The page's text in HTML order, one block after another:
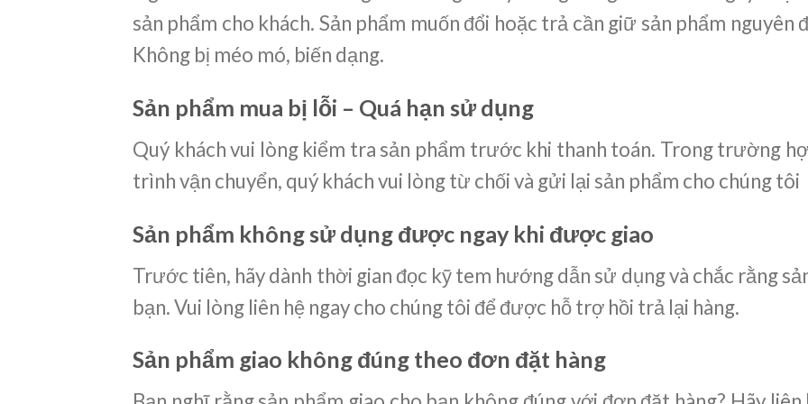
sản phẩm cho khách. Sản phẩm muốn đổi hoặc trả cần giữ sản phẩm nguyên
Không bị méo mó, biến dạng.
Sản phẩm mua bị lỗi – Quá hạn sử dụng
Quý khách vui lòng kiểm tra sản phẩm trước khi thanh toán. Trong trường
trình vận chuyển, quý khách vui lòng từ chối và gửi lại sản phẩm cho chúng tôi
Sản phẩm không sử dụng được ngay khi được giao
Trước tiên, hãy dành thời gian đọc kỹ tem hướng dẫn sử dụng và chắc rằng
bạn. Vui lòng liên hệ ngay cho chúng tôi để được hỗ trợ hồi trả lại hàng.
Sản phẩm giao không đúng theo đơn đặt hàng